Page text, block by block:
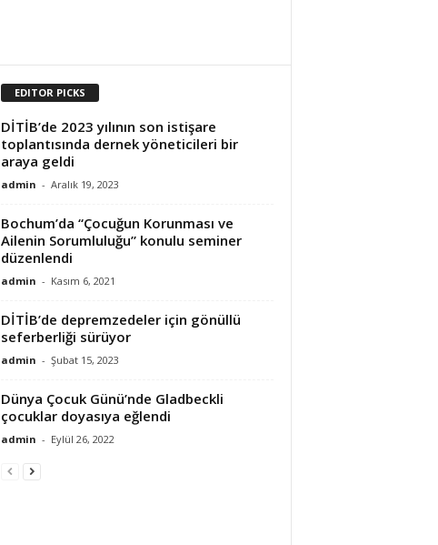
EDITOR PICKS
DİTİB’de 2023 yılının son istişare
toplantısında dernek yöneticileri bir
araya geldi
admin - Aralık 19, 2023
Bochum’da “Çocuğun Korunması ve
Ailenin Sorumluluğu” konulu seminer
düzenlendi
admin - Kasım 6, 2021
DİTİB’de depremzedeler için gönüllü
seferberliği sürüyor
admin - Şubat 15, 2023
Dünya Çocuk Günü’nde Gladbeckli
çocuklar doyasıya eğlendi
admin - Eylül 26, 2022